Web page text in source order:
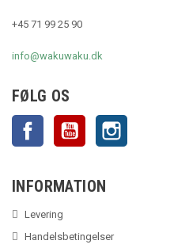
+45 71 99 25 90
info@wakuwaku.dk
FØLG OS
Facebook YouTube
INFORMATION
Levering
Handelsbetingelser